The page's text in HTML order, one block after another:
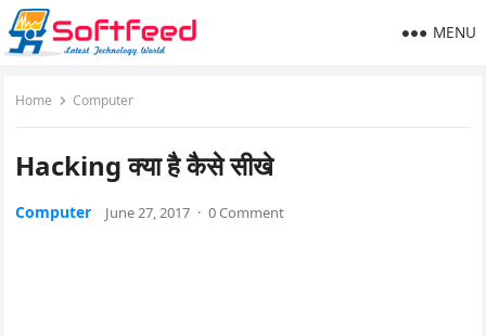
MENU
Home Computer
Hacking क्या है कैसे सीखे
Computer June 27, 2017 · 0 Comment